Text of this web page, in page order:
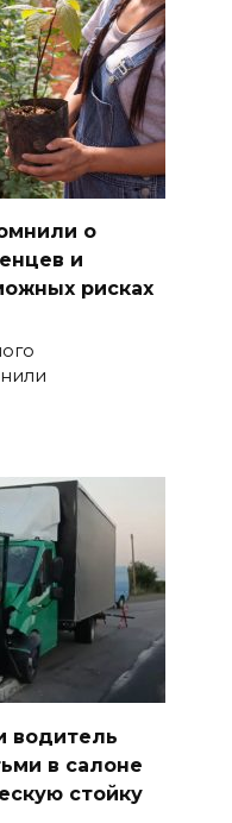
о
и
рисках
водитель
в салоне
стойку